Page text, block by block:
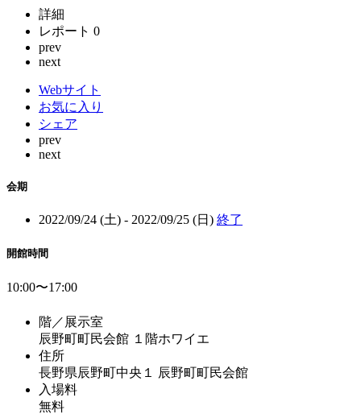
詳細
レポート 0
prev
next
Webサイト
お気に入り
シェア
prev
next
会期
2022/09/24 (土) - 2022/09/25 (日) 終了
開館時間
10:00〜17:00
階／展示室
辰野町町民会館 １階ホワイエ
住所
長野県辰野町中央１ 辰野町町民会館
入場料
無料